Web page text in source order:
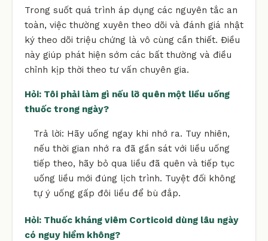
Trong suốt quá trình áp dụng các nguyên tắc an
toàn, việc thường xuyên theo dõi và đánh giá nhật
ký theo dõi triệu chứng là vô cùng cần thiết. Điều
này giúp phát hiện sớm các bất thường và điều
chỉnh kịp thời theo tư vấn chuyên gia.
Hỏi: Tôi phải làm gì nếu lỡ quên một liều uống
thuốc trong ngày?
Trả lời: Hãy uống ngay khi nhớ ra. Tuy nhiên,
nếu thời gian nhớ ra đã gần sát với liều uống
tiếp theo, hãy bỏ qua liều đã quên và tiếp tục
uống liều mới đúng lịch trình. Tuyệt đối không
tự ý uống gấp đôi liều để bù đắp.
Hỏi: Thuốc kháng viêm Corticoid dùng lâu ngày
có nguy hiểm không?